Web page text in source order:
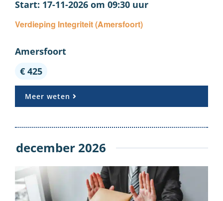
17-11-2026 om 09:30
Verdieping Integriteit (Amersfoort)
Amersfoort
€ 425
Meer weten
december 2026